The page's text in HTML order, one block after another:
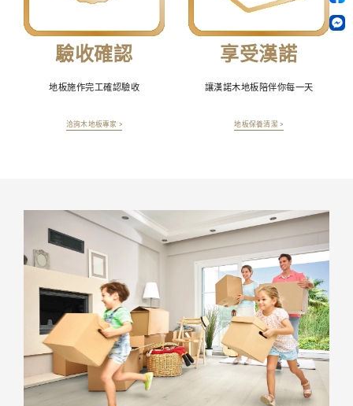
驗收確認
地板施作完工確認驗收
洽詢木地板專家 >
享受漢諾
讓漢諾木地板陪伴你每一天
地板保養清潔 >